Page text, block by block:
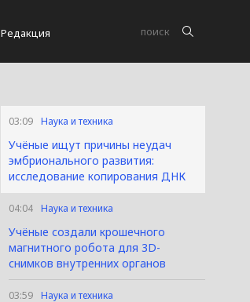
Редакция
03:09 Наука и техника
Учёные ищут причины неудач
эмбрионального развития:
исследование копирования ДНК
04:04 Наука и техника
Учёные создали крошечного
магнитного робота для 3D-
снимков внутренних органов
03:59 Наука и техника